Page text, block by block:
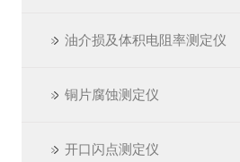
油介损及体积电阻率测定仪
铜片腐蚀测定仪
开口闪点测定仪